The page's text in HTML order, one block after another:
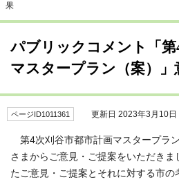
果
パブリックコメント「
マスタープラン（案）」
ページID1011361 更新日 2023年3月10日
第4次刈谷市都市計画マスタープラ
さまからご意見・ご提案をいただき
たご意見・ご提案とそれに対する市